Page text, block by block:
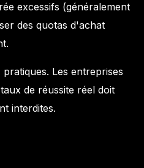
excessifs (généralement
des quotas d'achat
Les entreprises
de réussite réel doit
interdites.